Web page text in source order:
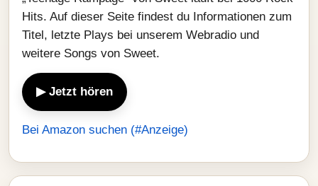
Hits. Auf dieser Seite findest du Informationen zum
Titel, letzte Plays bei unserem Webradio und
weitere Songs von Sweet.
▶ Jetzt hören
Bei Amazon suchen (#Anzeige)